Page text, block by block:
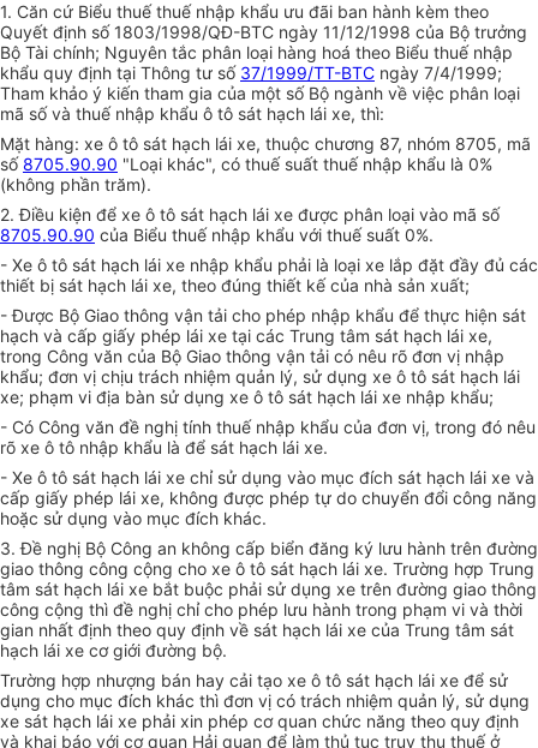
1. Căn cứ Biểu thuế thuế nhập khẩu ưu đãi ban hành kèm theo
Quyết định số 1803/1998/QĐ-BTC ngày 11/12/1998 của Bộ trưởng
Bộ Tài chính; Nguyên tắc phân loại hàng hoá theo Biểu thuế nhập
khẩu quy định tại Thông tư số 37/1999/TT-BTC ngày 7/4/1999;
Tham khảo ý kiến tham gia của một số Bộ ngành về việc phân loại
mã số và thuế nhập khẩu ô tô sát hạch lái xe, thì:
Mặt hàng: xe ô tô sát hạch lái xe, thuộc chương 87, nhóm 8705, mã
số8705.90.90 "Loại khác", có thuế suất thuế nhập khẩu là 0%
(không phần trăm).
2. Điều kiện để xe ô tô sát hạch lái xe được phân loại vào mã số
8705.90.90 của Biểu thuế nhập khẩu với thuế suất 0%.
- Xe ô tô sát hạch lái xe nhập khẩu phải là loại xe lắp đặt đầy đủ các
thiết bị sát hạch lái xe, theo đúng thiết kế của nhà sản xuất;
- Được Bộ Giao thông vận tải cho phép nhập khẩu để thực hiện sát
hạch và cấp giấy phép lái xe tại các Trung tâm sát hạch lái xe,
trong Công văn của Bộ Giao thông vận tải có nêu rõ đơn vị nhập
khẩu; đơn vị chịu trách nhiệm quản lý, sử dụng xe ô tô sát hạch lái
xe; phạm vi địa bàn sử dụng xe ô tô sát hạch lái xe nhập khẩu;
- Có Công văn đề nghị tính thuế nhập khẩu của đơn vị, trong đó nêu
rõ xe ô tô nhập khẩu là để sát hạch lái xe.
- Xe ô tô sát hạch lái xe chỉ sử dụng vào mục đích sát hạch lái xe và
cấp giấy phép lái xe, không được phép tự do chuyển đổi công năng
hoặc sử dụng vào mục đích khác.
3. Đề nghị Bộ Công an không cấp biển đăng ký lưu hành trên đường
giao thông công cộng cho xe ô tô sát hạch lái xe. Trường hợp Trung
tâm sát hạch lái xe bắt buộc phải sử dụng xe trên đường giao thông
công cộng thì đề nghị chỉ cho phép lưu hành trong phạm vi và thời
gian nhất định theo quy định về sát hạch lái xe của Trung tâm sát
hạch lái xe cơ giới đường bộ.
Trường hợp nhượng bán hay cải tạo xe ô tô sát hạch lái xe để sử
dụng cho mục đích khác thì đơn vị có trách nhiệm quản lý, sử dụng
xe sát hạch lái xe phải xin phép cơ quan chức năng theo quy định
và khai báo với cơ quan Hải quan để làm thủ tục truy thu thuế ở